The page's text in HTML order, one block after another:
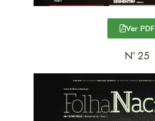
Ver PDF
Nº 25